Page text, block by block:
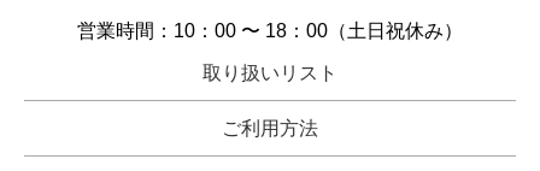
営業時間：10：00 〜 18：00（土日祝休み）
取り扱いリスト
ご利用方法